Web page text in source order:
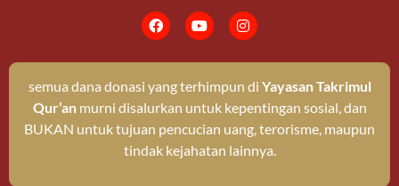
semua dana donasi yang terhimpun di Yayasan Takrimul
Qur’anmurni disalurkan untuk kepentingan sosial, dan
BUKAN untuk tujuan pencucian uang, terorisme, maupun
tindak kejahatan lainnya.